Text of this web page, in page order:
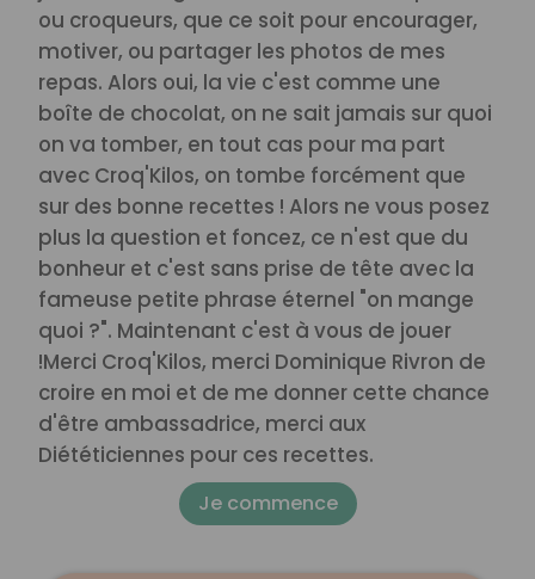
ou croqueurs, que ce soit pour encourager,
motiver, ou partager les photos de mes
repas. Alors oui, la vie c'est comme une
boîte de chocolat, on ne sait jamais sur quoi
on va tomber, en tout cas pour ma part
avec Croq'Kilos, on tombe forcément que
sur des bonne recettes ! Alors ne vous posez
plus la question et foncez, ce n'est que du
bonheur et c'est sans prise de tête avec la
fameuse petite phrase éternel "on mange
quoi ?". Maintenant c'est à vous de jouer
!Merci Croq'Kilos, merci Dominique Rivron de
croire en moi et de me donner cette chance
d'être ambassadrice, merci aux
Diététiciennes pour ces recettes.
Je commence